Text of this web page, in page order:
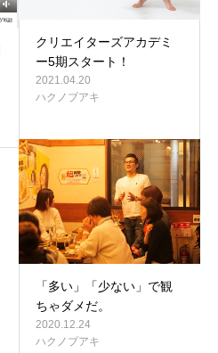
クリエイターズアカデミ
ー5期スタート！
2021.04.20
ハクノブアキ
「多い」「少ない」で観
ちゃダメだ。
2020.12.24
ハクノブアキ